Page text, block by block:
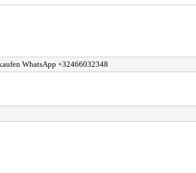
WhatsApp +32466032348